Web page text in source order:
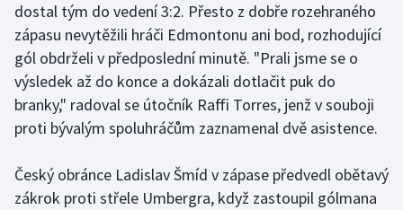
Short track
Sportovní střelba
Stolní tenis
Triatlon
Veslování
dostal tým do vedení 3:2. Přesto z dobře rozehraného
zápasu nevytěžili hráči Edmontonu ani bod, rozhodující
gól obdrželi v předposlední minutě. "Prali jsme se o
výsledek až do konce a dokázali dotlačit puk do
branky," radoval se útočník Raffi Torres, jenž v souboji
proti bývalým spoluhráčům zaznamenal dvě asistence.
Český obránce Ladislav Šmíd v zápase předvedl obětavý
zákrok proti střele Umbergra, když zastoupil gólmana